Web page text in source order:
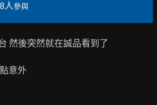
人參與
然後突然就在誠品看到了
意外